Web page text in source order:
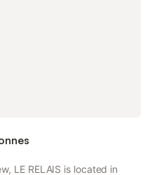
profiter de la salle de
LE RELAIS is located in